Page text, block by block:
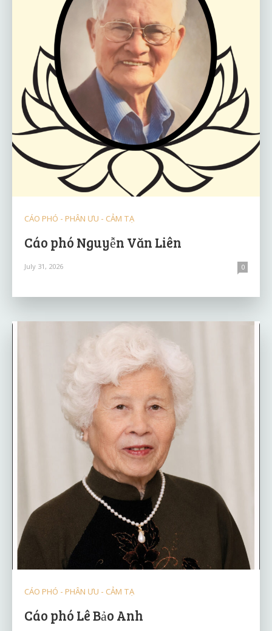
CÁO PHÓ - PHÂN ƯU - CẢM TẠ
Cáo phó Nguyễn Văn Liên
July 31, 2026 0
CÁO PHÓ - PHÂN ƯU - CẢM TẠ
Cáo phó Lê Bảo Anh